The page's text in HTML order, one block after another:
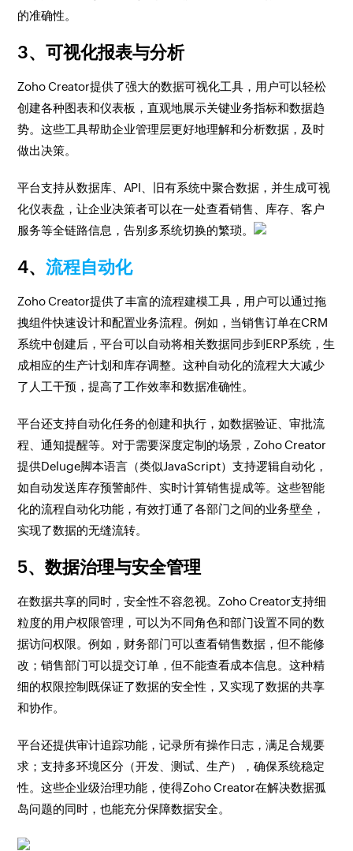
的准确性。
3、可视化报表与分析
Zoho Creator提供了强大的数据可视化工具，用户可以轻松
创建各种图表和仪表板，直观地展示关键业务指标和数据趋
势。这些工具帮助企业管理层更好地理解和分析数据，及时
做出决策。
平台支持从数据库、API、旧有系统中聚合数据，并生成可视
化仪表盘，让企业决策者可以在一处查看销售、库存、客户
服务等全链路信息，告别多系统切换的繁琐。
4、流程自动化
Zoho Creator提供了丰富的流程建模工具，用户可以通过拖
拽组件快速设计和配置业务流程。例如，当销售订单在CRM
系统中创建后，平台可以自动将相关数据同步到ERP系统，生
成相应的生产计划和库存调整。这种自动化的流程大大减少
了人工干预，提高了工作效率和数据准确性。
平台还支持自动化任务的创建和执行，如数据验证、审批流
程、通知提醒等。对于需要深度定制的场景，Zoho Creator
提供Deluge脚本语言（类似JavaScript）支持逻辑自动化，
如自动发送库存预警邮件、实时计算销售提成等。这些智能
化的流程自动化功能，有效打通了各部门之间的业务壁垒，
实现了数据的无缝流转。
5、数据治理与安全管理
在数据共享的同时，安全性不容忽视。Zoho Creator支持细
粒度的用户权限管理，可以为不同角色和部门设置不同的数
据访问权限。例如，财务部门可以查看销售数据，但不能修
改；销售部门可以提交订单，但不能查看成本信息。这种精
细的权限控制既保证了数据的安全性，又实现了数据的共享
和协作。
平台还提供审计追踪功能，记录所有操作日志，满足合规要
求；支持多环境区分（开发、测试、生产），确保系统稳定
性。这些企业级治理功能，使得Zoho Creator在解决数据孤
岛问题的同时，也能充分保障数据安全。